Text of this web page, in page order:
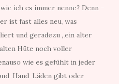
ich es immer nenne? Denn –
ist fast alles neu, was
und geradezu „ein alter
Hüte noch voller
wie es gefühlt in jeder
Hand-Läden gibt oder